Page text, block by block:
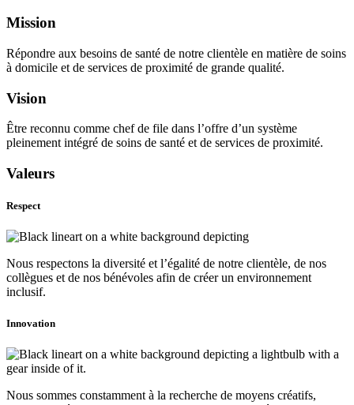
Mission
Répondre aux besoins de santé de notre clientèle en matière de soins
à domicile et de services de proximité de grande qualité.
Vision
Être reconnu comme chef de file dans l’offre d’un système
pleinement intégré de soins de santé et de services de proximité.
Valeurs
Respect
Nous respectons la diversité et l’égalité de notre clientèle, de nos
collègues et de nos bénévoles afin de créer un environnement
inclusif.
Innovation
Nous sommes constamment à la recherche de moyens créatifs,